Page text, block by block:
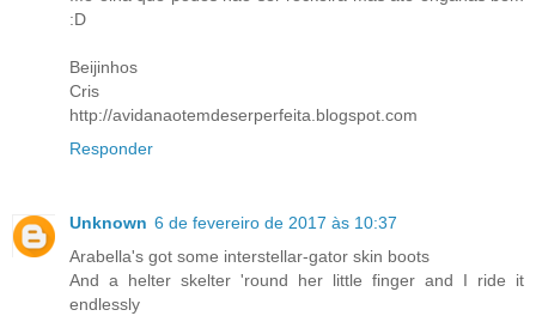
:D
Beijinhos
Cris
http://avidanaotemdeserperfeita.blogspot.com
Responder
Unknown 6 de fevereiro de 2017 às 10:37
Arabella's got some interstellar-gator skin boots
And a helter skelter 'round her little finger and I ride it
endlessly